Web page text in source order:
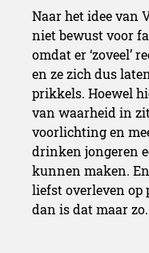
Naar het idee van
niet bewust voor
omdat er ‘zoveel’
en ze zich dus
prikkels. Hoewel
van waarheid in
voorlichting en
drinken jongeren
kunnen maken.
liefst overleven op
dan is dat maar zo.